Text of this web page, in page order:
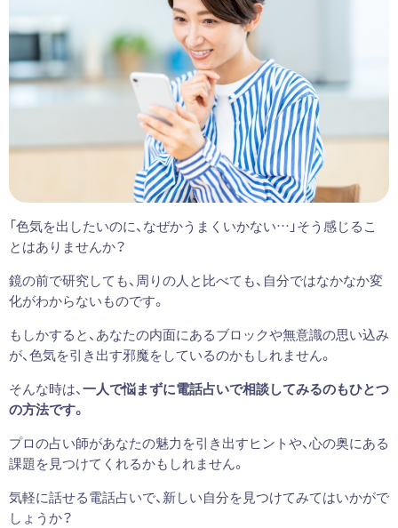
「色気を出したいのに、なぜかうまくいかない…」そう感じるこ
とはありませんか？
鏡の前で研究しても、周りの人と比べても、自分ではなかなか変
化がわからないものです。
もしかすると、あなたの内面にあるブロックや無意識の思い込み
が、色気を引き出す邪魔をしているのかもしれません。
そんな時は、一人で悩まずに電話占いで相談してみるのもひとつ
の方法です。
プロの占い師があなたの魅力を引き出すヒントや、心の奥にある
課題を見つけてくれるかもしれません。
気軽に話せる電話占いで、新しい自分を見つけてみてはいかがで
しょうか？